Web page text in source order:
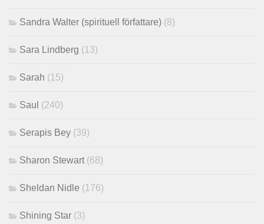
Sandra Walter (spirituell författare) (8)
Sara Lindberg (13)
Sarah (15)
Saul (240)
Serapis Bey (39)
Sharon Stewart (68)
Sheldan Nidle (176)
Shining Star (3)